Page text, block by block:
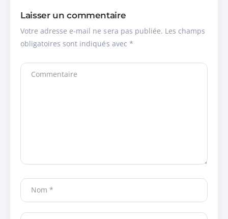
Laisser un commentaire
Votre adresse e-mail ne sera pas publiée. Les champs
obligatoires sont indiqués avec *